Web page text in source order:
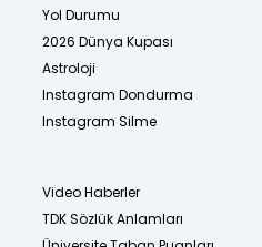
Yol Durumu
2026 Dünya Kupası
Astroloji
Instagram Dondurma
Instagram Silme
Video Haberler
TDK Sözlük Anlamları